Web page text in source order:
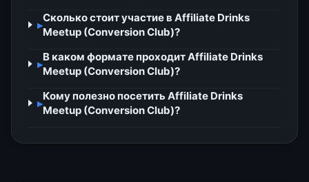
▸
Сколько стоит участие в Affiliate Drinks
Meetup (Conversion Club)?
▸
В каком формате проходит Affiliate Drinks
Meetup (Conversion Club)?
▸
Кому полезно посетить Affiliate Drinks
Meetup (Conversion Club)?